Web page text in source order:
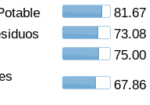
81.67
73.08
75.00
67.86